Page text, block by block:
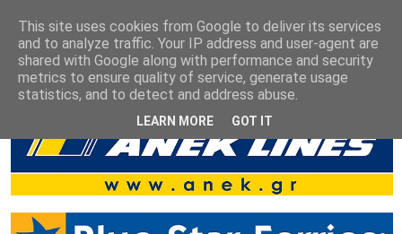
This site uses cookies from Google to deliver its services
and to analyze traffic. Your IP address and user-agent are
shared with Google along with performance and security
metrics to ensure quality of service, generate usage
statistics, and to detect and address abuse.
LEARN MORE GOT IT